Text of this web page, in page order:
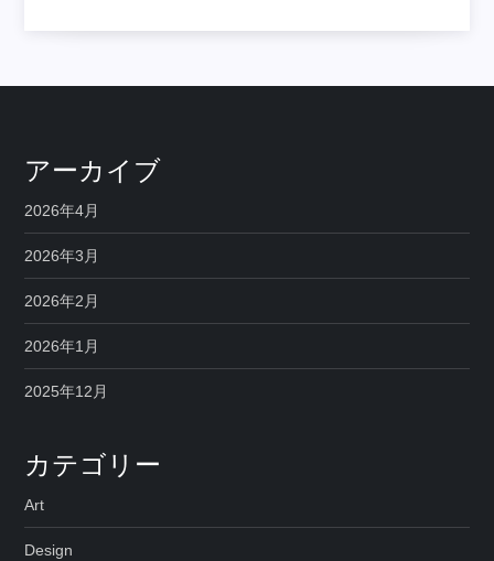
アーカイブ
2026年4月
2026年3月
2026年2月
2026年1月
2025年12月
カテゴリー
Art
Design